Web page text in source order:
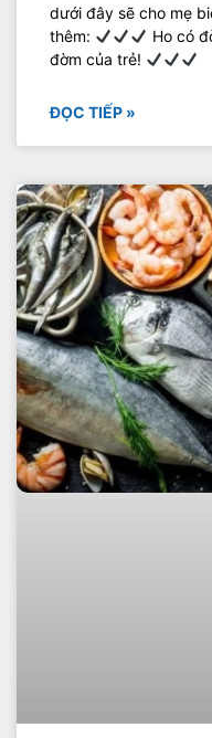
dưới đây sẽ cho mẹ
thêm:
Ho có
đờm của trẻ!
ĐỌC TIẾP »